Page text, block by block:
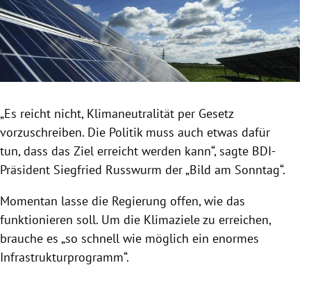
Untermenü
Untermenü
„Es reicht nicht, Klimaneutralität per Gesetz
vorzuschreiben. Die Politik muss auch etwas dafür
tun, dass das Ziel erreicht werden kann“, sagte BDI-
Präsident Siegfried Russwurm der „Bild am Sonntag“.
Momentan lasse die Regierung offen, wie das
funktionieren soll. Um die Klimaziele zu erreichen,
brauche es „so schnell wie möglich ein enormes
Infrastrukturprogramm“.